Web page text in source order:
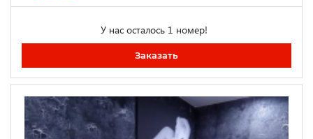
У нас осталось 1 номер!
Заказать